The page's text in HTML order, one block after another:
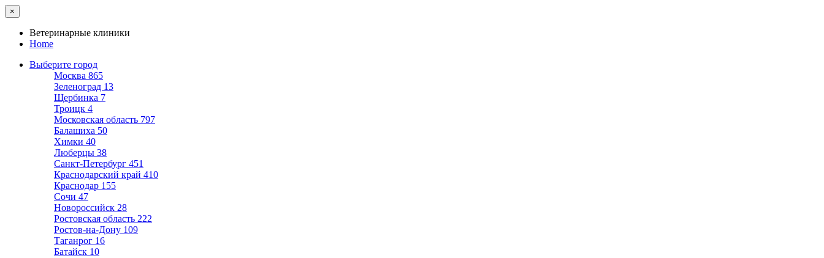
×
Ветеринарные клиники
Home
Выберите город
Москва 865
Зеленоград 13
Щербинка 7
Троицк 4
Московская область 797
Балашиха 50
Химки 40
Люберцы 38
Санкт-Петербург 451
Краснодарский край 410
Краснодар 155
Сочи 47
Новороссийск 28
Ростовская область 222
Ростов-на-Дону 109
Таганрог 16
Батайск 10